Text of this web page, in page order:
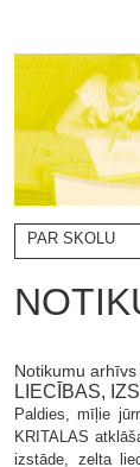
PAR SKOLU
Notikumu arhīvs
LIECĪBAS,
Paldies, mīļie
KRITALAS
izstāde, zelta